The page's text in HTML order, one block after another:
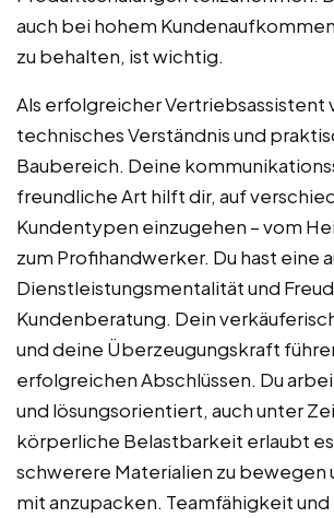
auch bei hohem
zu behalten, ist wichtig.
Als erfolgreicher Vertriebsassistent
technisches Verständnis und
Baubereich. Deine
freundliche Art hilft dir, auf
Kundentypen einzugehen – vom
zum Profihandwerker. Du hast eine
Dienstleistungsmentalität und
Kundenberatung. Dein
und deine Überzeugungskraft
erfolgreichen Abschlüssen. Du
und lösungsorientiert, auch unter
körperliche Belastbarkeit erlaubt es
schwerere Materialien zu bewegen
mit anzupacken. Teamfähigkeit